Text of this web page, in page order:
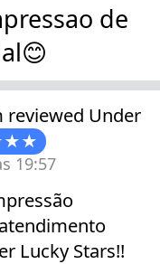
de
reviewed Under
19:57
Lucky Stars!!